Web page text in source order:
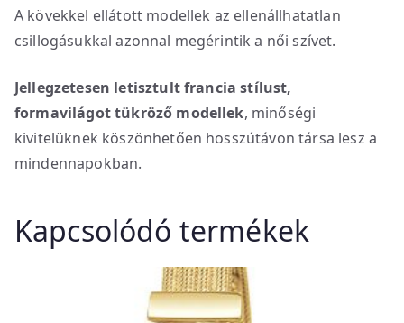
A kövekkel ellátott modellek az ellenállhatatlan
csillogásukkal azonnal megérintik a női szívet.
Jellegzetesen letisztult francia stílust,
formavilágot tükröző modellek, minőségi
kivitelüknek köszönhetően hosszútávon társa lesz a
mindennapokban.
Kapcsolódó termékek